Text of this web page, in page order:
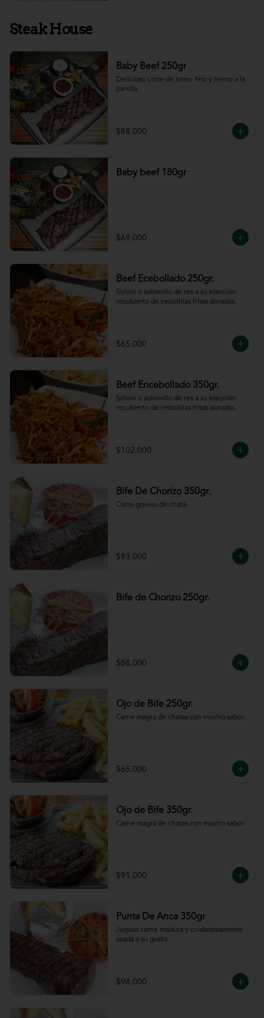
Steak House
Baby Beef 250gr
Delicioso corte de lomo  fino y tierno a la
parrilla.
$88.000
Baby beef 180gr
$69.000
Beef Ecebollado 250gr.
Sirloin o solomillo de res a su elección
recubierto de cebollitas fritas doradas.
$65.000
Beef Encebollado 350gr.
Sirloin o solomillo de res a su elección
recubierto de cebollitas fritas doradas.
$102.000
Bife De Chorizo 350gr.
Corte grueso de chata.
$93.000
Bife de Chorizo 250gr.
$88.000
Ojo de Bife 250gr.
Carne magra de chatas con mucho sabor.
$65.000
Ojo de Bife 350gr.
Carne magra de chatas con mucho sabor.
$91.000
Punta De Anca 350gr
Jugosa carne madura y cuidadosamente
asada a su gusto.
$98.000